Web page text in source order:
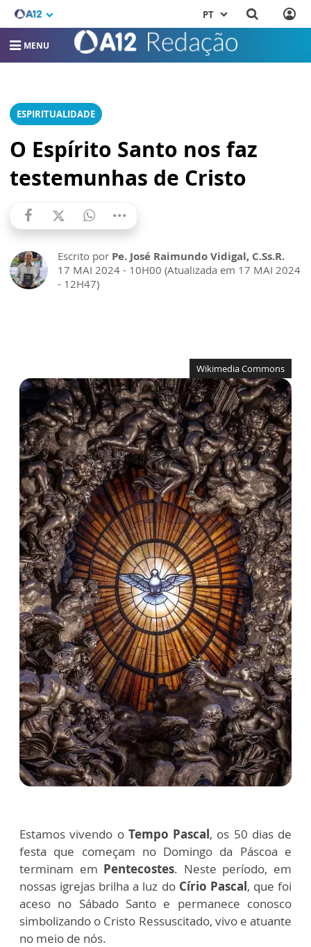
PT
MENU
ESPIRITUALIDADE
O Espírito Santo nos faz
testemunhas de Cristo
Escrito por Pe. José Raimundo Vidigal, C.Ss.R.
17 MAI 2024 - 10H00 (Atualizada em 17 MAI 2024
- 12H47)
Wikimedia Commons
Estamos vivendo o Tempo Pascal, os 50 dias de
festa que começam no Domingo da Páscoa e
terminam em Pentecostes. Neste período, em
nossas igrejas brilha a luz doCírio Pascal, que foi
aceso no Sábado Santo e permanece conosco
simbolizando o Cristo Ressuscitado, vivo e atuante
no meio de nós.